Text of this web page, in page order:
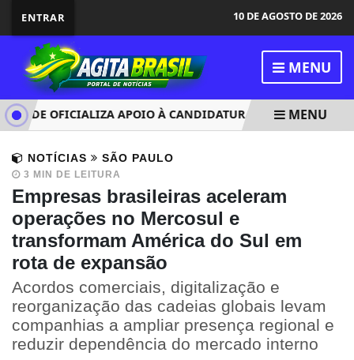
ENTRAR 10 DE AGOSTO DE 2026
MENU
OFICIALIZA APOIO À CANDIDATURA DE LULA ÀMENU
NOTÍCIAS SÃO PAULO
3 MIN DE LEITURA
Empresas brasileiras aceleram
operações no Mercosul e
transformam América do Sul em
rota de expansão
Acordos comerciais, digitalização e
reorganização das cadeias globais levam
companhias a ampliar presença regional e
reduzir dependência do mercado interno